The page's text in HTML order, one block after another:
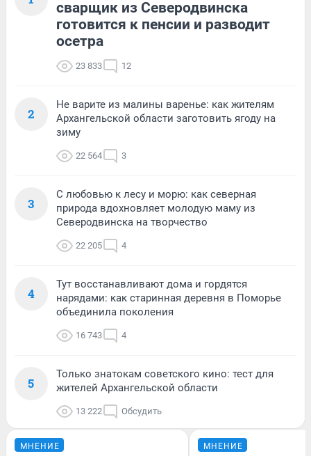
сварщик из Северодвинска
готовится к пенсии и разводит
осетра
23 833 12
2
Не варите из малины варенье: как жителям
Архангельской области заготовить ягоду на
зиму
22 564 3
3
С любовью к лесу и морю: как северная
природа вдохновляет молодую маму из
Северодвинска на творчество
22 205 4
4
Тут восстанавливают дома и гордятся
нарядами: как старинная деревня в Поморье
объединила поколения
16 743 4
5
Только знатокам советского кино: тест для
жителей Архангельской области
13 222 Обсудить
МНЕНИЕ МНЕНИЕ